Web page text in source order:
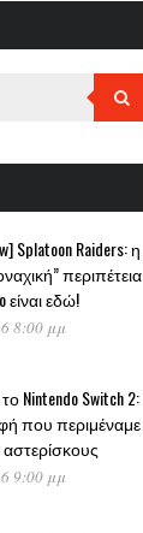
Splatoon Raiders: η
περιπέτεια
είναι εδώ!
8:00 μμ
Nintendo Switch 2:
που περιμέναμε
9:00 μμ